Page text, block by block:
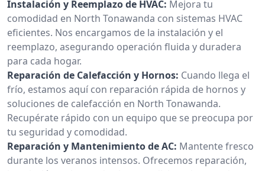
Instalación y Reemplazo de HVAC: Mejora tu
comodidad en North Tonawanda con sistemas HVAC
eficientes. Nos encargamos de la instalación y el
reemplazo, asegurando operación fluida y duradera
para cada hogar.
Reparación de Calefacción y Hornos: Cuando llega el
frío, estamos aquí con reparación rápida de hornos y
soluciones de calefacción en North Tonawanda.
Recupérate rápido con un equipo que se preocupa por
tu seguridad y comodidad.
Reparación y Mantenimiento de AC: Mantente fresco
durante los veranos intensos. Ofrecemos reparación,